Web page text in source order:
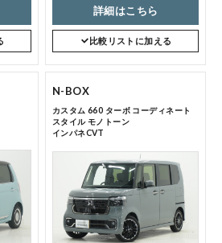
ポレートサイト
へのお問い合わせ
詳細はこちら
比較リストに加える
N-BOX
カスタム 660 ターボ コーディネート
スタイル モノトーン
インパネCVT